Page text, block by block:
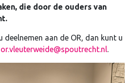
die door de ouders van
deelnemen aan de OR, dan kunt u
or.vleuterweide@spoutrecht.nl.